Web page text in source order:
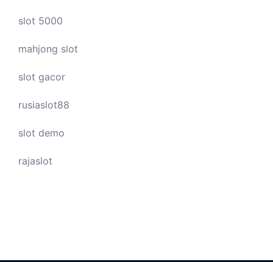
slot 5000
mahjong slot
slot gacor
rusiaslot88
slot demo
rajaslot